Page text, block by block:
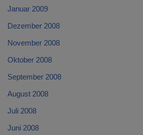
Januar 2009
Dezember 2008
November 2008
Oktober 2008
September 2008
August 2008
Juli 2008
Juni 2008